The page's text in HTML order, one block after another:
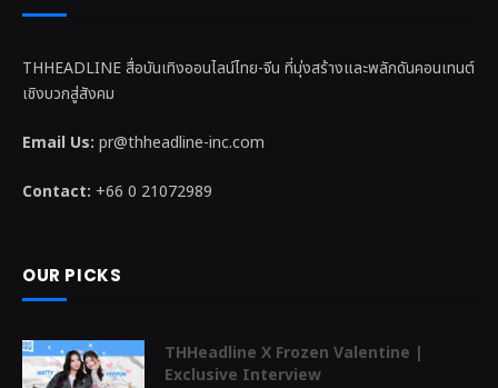
THHEADLINE สื่อบันเทิงออนไลน์ไทย-จีน ที่มุ่งสร้างและพลักดันคอนเทนต์
เชิงบวกสู่สังคม
Email Us: pr@thheadline-inc.com
Contact: +66 0 21072989
OUR PICKS
THHeadline X Frozen Valentine |
Exclusive Interview